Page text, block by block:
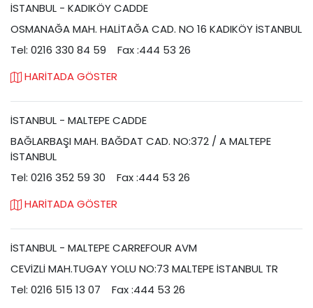
İSTANBUL - KADIKÖY CADDE
OSMANAĞA MAH. HALİTAĞA CAD. NO 16 KADIKÖY İSTANBUL
Tel: 0216 330 84 59
Fax :444 53 26
HARİTADA GÖSTER
İSTANBUL - MALTEPE CADDE
BAĞLARBAŞI MAH. BAĞDAT CAD. NO:372 / A MALTEPE
İSTANBUL
Tel: 0216 352 59 30
Fax :444 53 26
HARİTADA GÖSTER
İSTANBUL - MALTEPE CARREFOUR AVM
CEVİZLİ MAH.TUGAY YOLU NO:73 MALTEPE İSTANBUL TR
Tel: 0216 515 13 07
Fax :444 53 26